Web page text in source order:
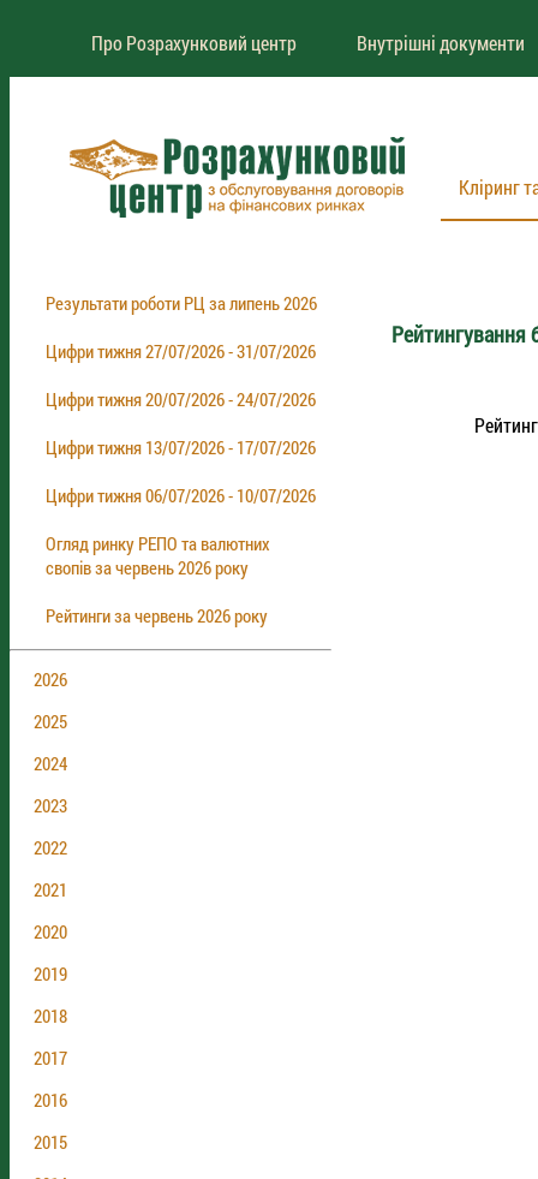
Про Розрахунковий центр Внутрішні документи
Кліринг
Результати роботи РЦ за липень 2026
Цифри тижня 27/07/2026 - 31/07/2026
Цифри тижня 20/07/2026 - 24/07/2026
Цифри тижня 13/07/2026 - 17/07/2026
Цифри тижня 06/07/2026 - 10/07/2026
Огляд ринку РЕПО та валютних
свопів за червень 2026 року
Рейтинги за червень 2026 року
2026
2025
2024
2023
2022
2021
2020
2019
2018
2017
2016
2015
Рейтингування